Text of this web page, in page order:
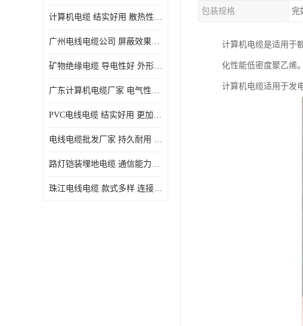
计算机电缆 结实好用 散热性良好
广州电线电缆公司 屏蔽效果良好 拆卸安装方便
矿物绝缘电缆 导电性好 外形美观大方
广东计算机电缆厂家 电气性能稳定 外形美观大方
PVC电线电缆 结实好用 更加省时省力
电线电缆批发厂家 持久耐用 铜芯含量高
路灯铠装埋地电缆 通信能力强 受外界干扰小
珠江电线电缆 款式多样 连接可靠安全
包装规格 完
计算机电缆是适用于
化性能低密度聚乙烯
计算机电缆适用于发